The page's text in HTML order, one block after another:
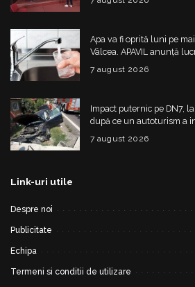
Apa va fi oprită luni pe
Vâlcea. APAVIL anunță
alimentare
7 august 2026
Impact puternic pe DN7,
după ce un autoturism a
7 august 2026
Link-uri utile
Despre noi
Publicitate
Echipa
Termeni si conditii de utilizare